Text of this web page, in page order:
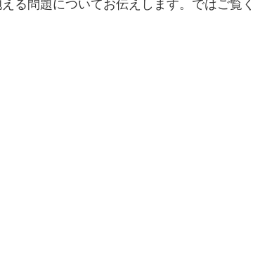
る問題についてお伝えします。ではご覧く